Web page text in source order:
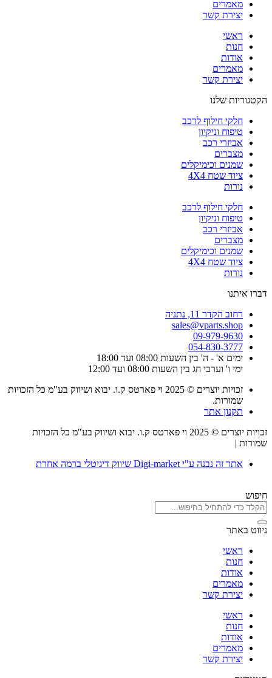
מאמרים
יצירת קשר
ראשי
חנות
אודות
מאמרים
יצירת קשר
הקטגוריות שלנו
חלקי חילוף לרכב
טיפוח וניקיון
אביזרי רכב
מצברים
שמנים וכימיקלים
ציוד שטח 4X4
נורות
חלקי חילוף לרכב
טיפוח וניקיון
אביזרי רכב
מצברים
שמנים וכימיקלים
ציוד שטח 4X4
נורות
דברו איתנו
רחוב הקדר 11, נתניה
sales@vparts.shop
09-979-9630
054-830-3777
ימים א' - ה' בין השעות 08:00 ועד 18:00
ימי ו' וערבי חג בין השעות 08:00 ועד 12:00
זכויות יוצרים © 2025 וי פארטס ק.ו. יבוא ושיווק בע"מ כל הזכויות
שמורות.
תקנון אתר
זכויות יוצרים © 2025 וי פארטס ק.ו. יבוא ושיווק בע"מ כל הזכויות
שמורות |
אתר זה נבנה ע"י Digi-market שיווק דיגיטלי ברמה אחרת
חיפוש
ניווט באתר
ראשי
חנות
אודות
מאמרים
יצירת קשר
ראשי
חנות
אודות
מאמרים
יצירת קשר